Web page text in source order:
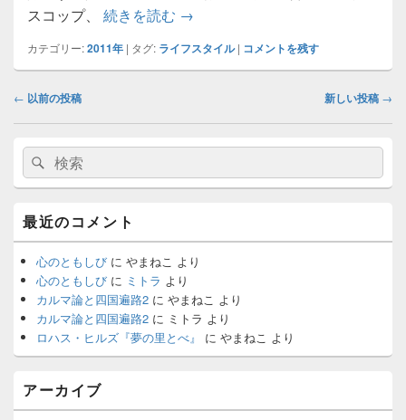
スコップ、 続きを読む 夢の里の一斉清掃
→
カテゴリー:2011年 | タグ: ライフスタイル | コメントを残す
投
ビ
ゲ
ー
シ
ョ
← 以前の投稿 新しい投稿 →
メ
ン
サ
ド
バ
ー
ウ
ェ
ッ
ト
リ
ア
検
索:
検
索
最近のコメント
心のともしび に やまねこ より
心のともしび に ミトラ より
カルマ論と四国遍路2 に やまねこ より
カルマ論と四国遍路2 に ミトラ より
ロハス・ヒルズ『夢の里とべ』
に やまねこ より
アーカイブ